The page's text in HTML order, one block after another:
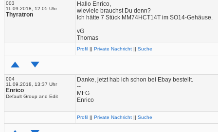
003
11.09.2018, 12:05 Uhr
Thyratron
Hallo Enrico,
wieviele brauchst Du denn?
Ich hätte 7 Stück MM74HCT14T im SO14-Gehäuse.
vG
Thomas
Profil || Private Nachricht || Suche
004
11.09.2018, 13:37 Uhr
Enrico
Default Group and Edit
Danke, jetzt hab ich schon bei Ebay bestellt.
--
MFG
Enrico
Profil || Private Nachricht || Suche